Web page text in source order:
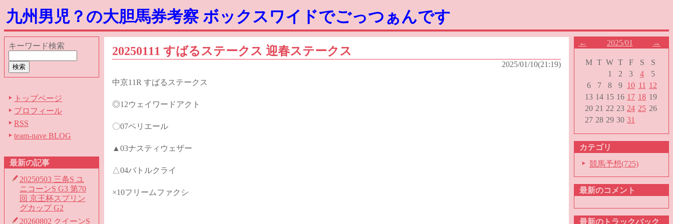
九州男児？の大胆馬券考察 ボックスワイドでごっつぁんです
キーワード検索
トップページ
プロフィール
RSS
team-nave BLOG
最新の記事
20250503 三条S ユ
ニコーンS G3 第70
回 京王杯スプリン
グカップ G2
20260802 クイーンS
20250111 すばるステークス 迎春ステークス
2025/01/10(21:19)
中京11R すばるステークス
◎12ウェイワードアクト
〇07ペリエール
▲03ナスティウェザー
△04バトルクライ
×10フリームファクシ
← 2025/01 →
M T W T F S
S
1
2 3 4
5
6
7 8 9 10 11 12
13 14 15 16 17 18 19
20 21 22 23 24 25 26
27 28 29 30 31
カテゴリ
競馬予想(725)
最新のコメント
最新のトラックバック